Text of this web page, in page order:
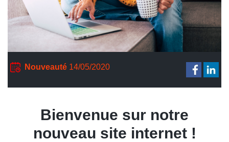
Nouveauté 14/05/2020
Bienvenue sur notre
nouveau site internet !